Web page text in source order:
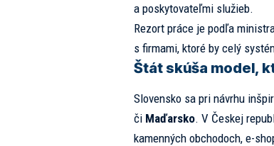
a poskytovateľmi služieb.
Rezort práce je podľa
s firmami, ktoré by celý
Štát skúša model,
Slovensko sa pri návrhu
či Maďarsko. V Českej
kamenných obchodoch, e-